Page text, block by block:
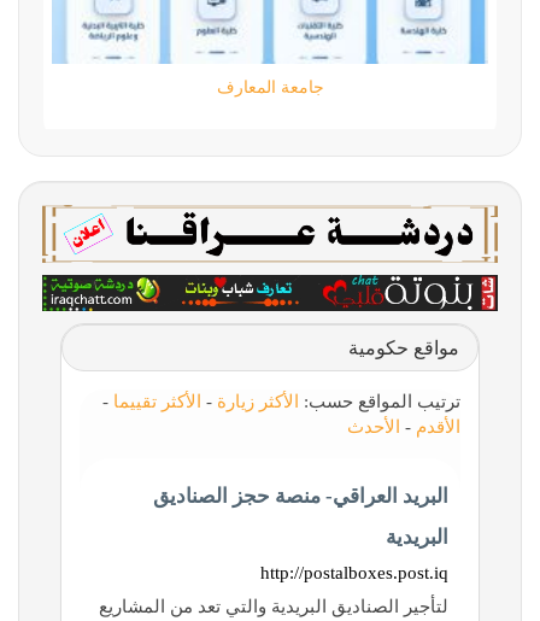
مؤسسة كود الحضارة
مواقع حكومية
ترتيب المواقع حسب: الأكثر زيارة - الأكثر تقييما -
الأقدم - الأحدث
البريد العراقي- منصة حجز الصناديق
البريدية
http://postalboxes.post.iq
لتأجير الصناديق البريدية والتي تعد من المشاريع